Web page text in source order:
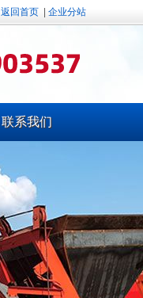
返回首页 企业分站
联系我们